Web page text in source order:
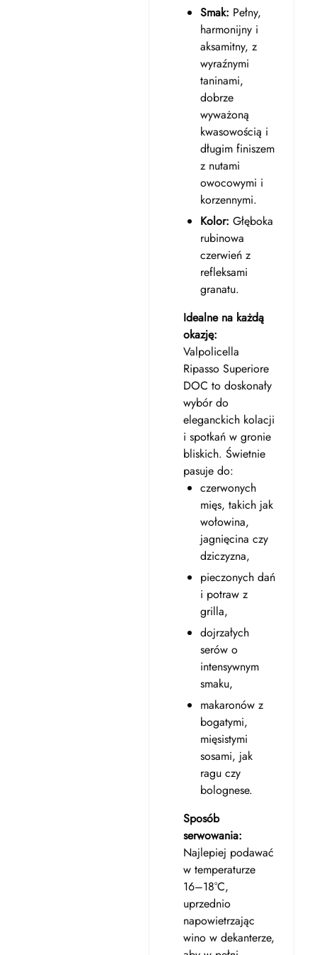
Smak: Pełny,
harmonijny i
aksamitny, z
wyraźnymi
taninami,
dobrze
wyważoną
kwasowością i
długim finiszem
z nutami
owocowymi i
korzennymi.
Kolor: Głęboka
rubinowa
czerwień z
refleksami
granatu.
Idealne na każdą
okazję:
Valpolicella
Ripasso Superiore
DOC to doskonały
wybór do
eleganckich kolacji
i spotkań w gronie
bliskich. Świetnie
pasuje do:
czerwonych
mięs, takich jak
wołowina,
jagnięcina czy
dziczyzna,
pieczonych dań
i potraw z
grilla,
dojrzałych
serów o
intensywnym
smaku,
makaronów z
bogatymi,
mięsistymi
sosami, jak
ragu czy
bolognese.
Sposób
serwowania:
Najlepiej podawać
w temperaturze
16–18°C,
uprzednio
napowietrzając
wino w dekanterze,